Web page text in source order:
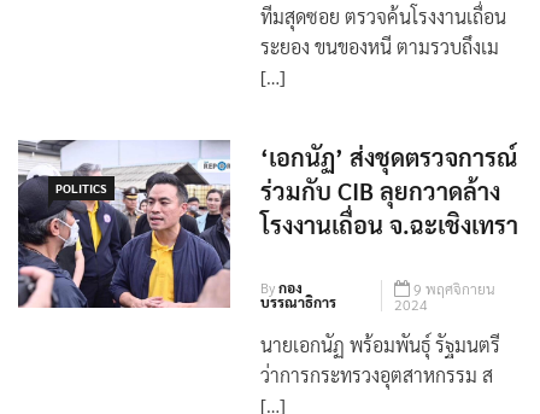
Byกอง
บรรณาธิการ
30 พฤษภาคม
2025
ทีมสุดซอย ตรวจค้นโรงงานเถื่อน
POLITICS
‘เอกนัฏ’ ส่งชุดตรวจการณ์​
ร่วมกับ CIB​ ลุยกวาดล้าง
โรงงานเถื่อน จ.ฉะเชิงเทรา​
Byกอง
บรรณาธิการ
9 พฤศจิกายน
2024
นายเอกนัฏ พร้อมพันธุ์ รัฐมนตรี